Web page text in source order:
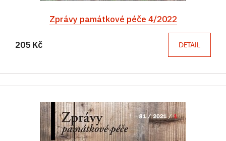
Zprávy památkové péče 4/2022
205 Kč DETAIL